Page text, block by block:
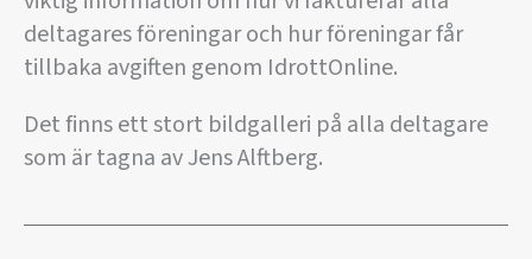
deltagares föreningar och hur föreningar får
tillbaka avgiften genom IdrottOnline.
Det finns ett stort bildgalleri på alla deltagare
som är tagna av Jens Alftberg.